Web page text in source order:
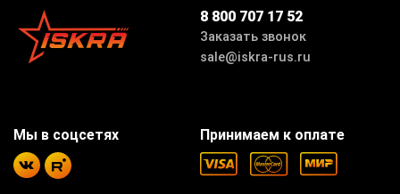
8 800 707 17 52
Заказать звонок
sale@iskra-rus.ru
Принимаем к оплате
Мы в соцсетях